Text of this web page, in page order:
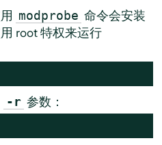
modprobe 命令会安装
root 特权来运行
-r 参数：